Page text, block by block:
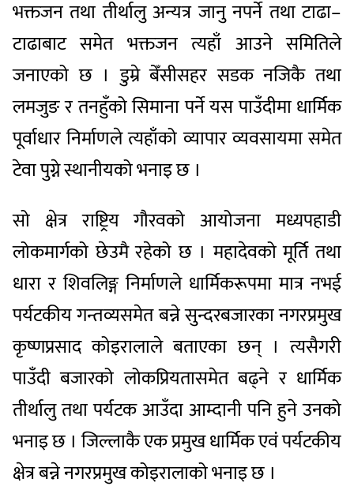
भक्तजन तथा तीर्थालु अन्यत्र जानु नपर्ने तथा टाढा–
टाढाबाट समेत भक्तजन त्यहाँ आउने समितिले
जनाएको छ । डुम्रे बेँसीसहर सडक नजिकै तथा
लमजुङ र तनहुँको सिमाना पर्ने यस पाउँदीमा धार्मिक
पूर्वाधार निर्माणले त्यहाँको व्यापार व्यवसायमा समेत
टेवा पुग्ने स्थानीयको भनाइ छ ।
सो क्षेत्र राष्ट्रिय गौरवको आयोजना मध्यपहाडी
लोकमार्गको छेउमै रहेको छ । महादेवको मूर्ति तथा
धारा र शिवलिङ्ग निर्माणले धार्मिकरूपमा मात्र नभई
पर्यटकीय गन्तव्यसमेत बन्ने सुन्दरबजारका नगरप्रमुख
कृष्णप्रसाद कोइरालाले बताएका छन् । त्यसैगरी
पाउँदी बजारको लोकप्रियतासमेत बढ्ने र धार्मिक
तीर्थालु तथा पर्यटक आउँदा आम्दानी पनि हुने उनको
भनाइ छ । जिल्लाकै एक प्रमुख धार्मिक एवं पर्यटकीय
क्षेत्र बन्ने नगरप्रमुख कोइरालाको भनाइ छ ।